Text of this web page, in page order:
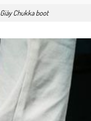
Giày Chukka boot